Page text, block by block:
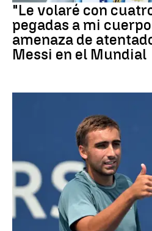
"Le volaré con
pegadas a mi
amenaza de
Messi en el Mundial